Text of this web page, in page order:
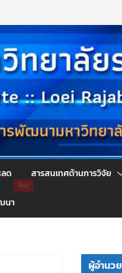
ลด สารสนเทศด้านการวิจัย
นา
ผู้อำนว